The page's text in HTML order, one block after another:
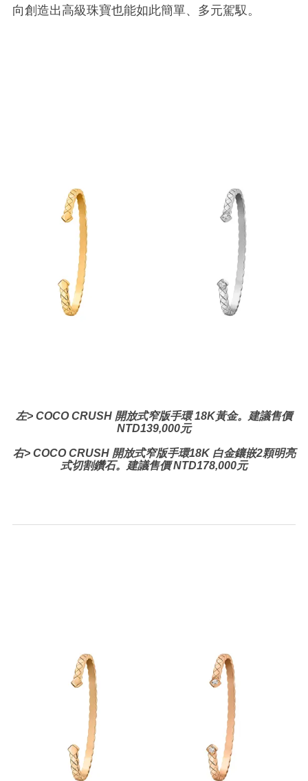
向創造出高級珠寶也能如此簡單、多元駕馭。
左> COCO CRUSH 開放式窄版手環18K黃金。
建議售價
NTD139,000元
右> COCO CRUSH 開放式窄版手環18K 白金鑲嵌2顆明亮
式切割鑽石。
建議售價NTD178,000元